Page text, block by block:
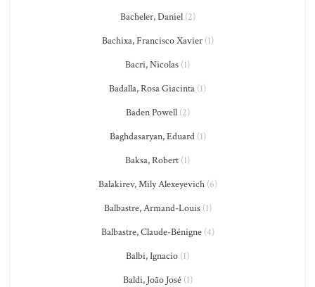
Bacheler, Daniel(2)
Bachixa, Francisco Xavier(1)
Bacri, Nicolas (1)
Badalla, Rosa Giacinta (1)
Baden Powell(2)
Baghdasaryan, Eduard(1)
Baksa, Robert (1)
Balakirev, Mily Alexeyevich(6)
Balbastre, Armand-Louis(1)
Balbastre, Claude-Bénigne(4)
Balbi, Ignacio (1)
Baldi, João José(1)